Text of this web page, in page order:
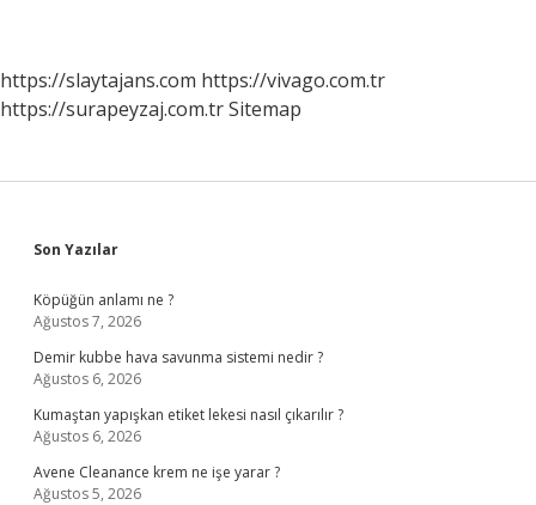
https://slaytajans.com https://vivago.com.tr
https://surapeyzaj.com.trSitemap
Sidebar
Son Yazılar
Köpüğün anlamı ne ?
Ağustos 7, 2026
Demir kubbe hava savunma sistemi nedir ?
Ağustos 6, 2026
Kumaştan yapışkan etiket lekesi nasıl çıkarılır ?
Ağustos 6, 2026
Avene Cleanance krem ne işe yarar ?
Ağustos 5, 2026